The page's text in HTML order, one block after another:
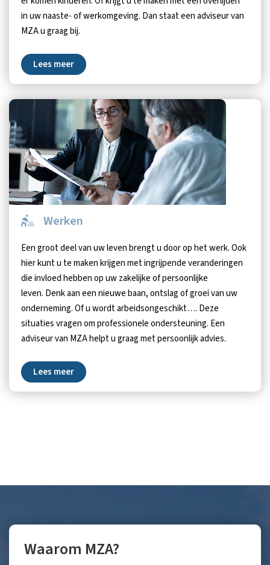
in uw naaste- of werkomgeving. Dan staat een adviseur van
MZA u graag bij.
Lees meer
Werken
Een groot deel van uw leven brengt u door op het werk. Ook
hier kunt u te maken krijgen met ingrijpende veranderingen
die invloed hebben op uw zakelijke of persoonlijke
leven. Denk aan een nieuwe baan, ontslag of groei van uw
onderneming. Of u wordt arbeidsongeschikt…. Deze
situaties vragen om professionele ondersteuning. Een
adviseur van MZA helpt u graag met persoonlijk advies.
Lees meer
Waarom MZA?